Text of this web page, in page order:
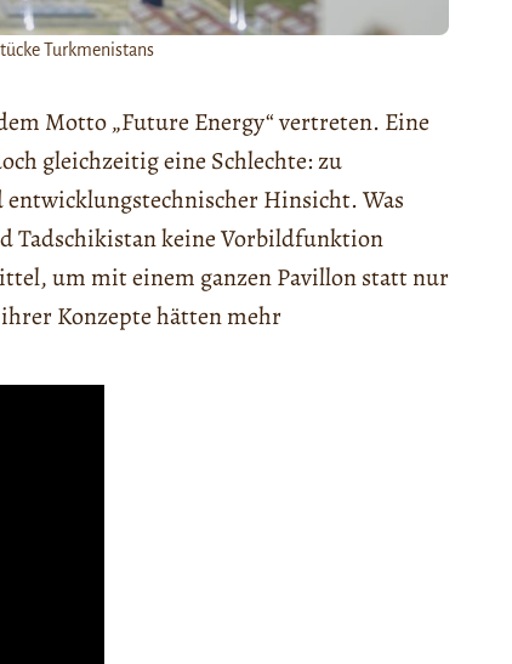
Turkmenistans
Motto „Future Energy“ vertreten. Eine
gleichzeitig eine Schlechte: zu
Hinsicht. Was
Tadschikistan keine Vorbildfunktion
um mit einem ganzen Pavillon statt nur
Konzepte hätten mehr